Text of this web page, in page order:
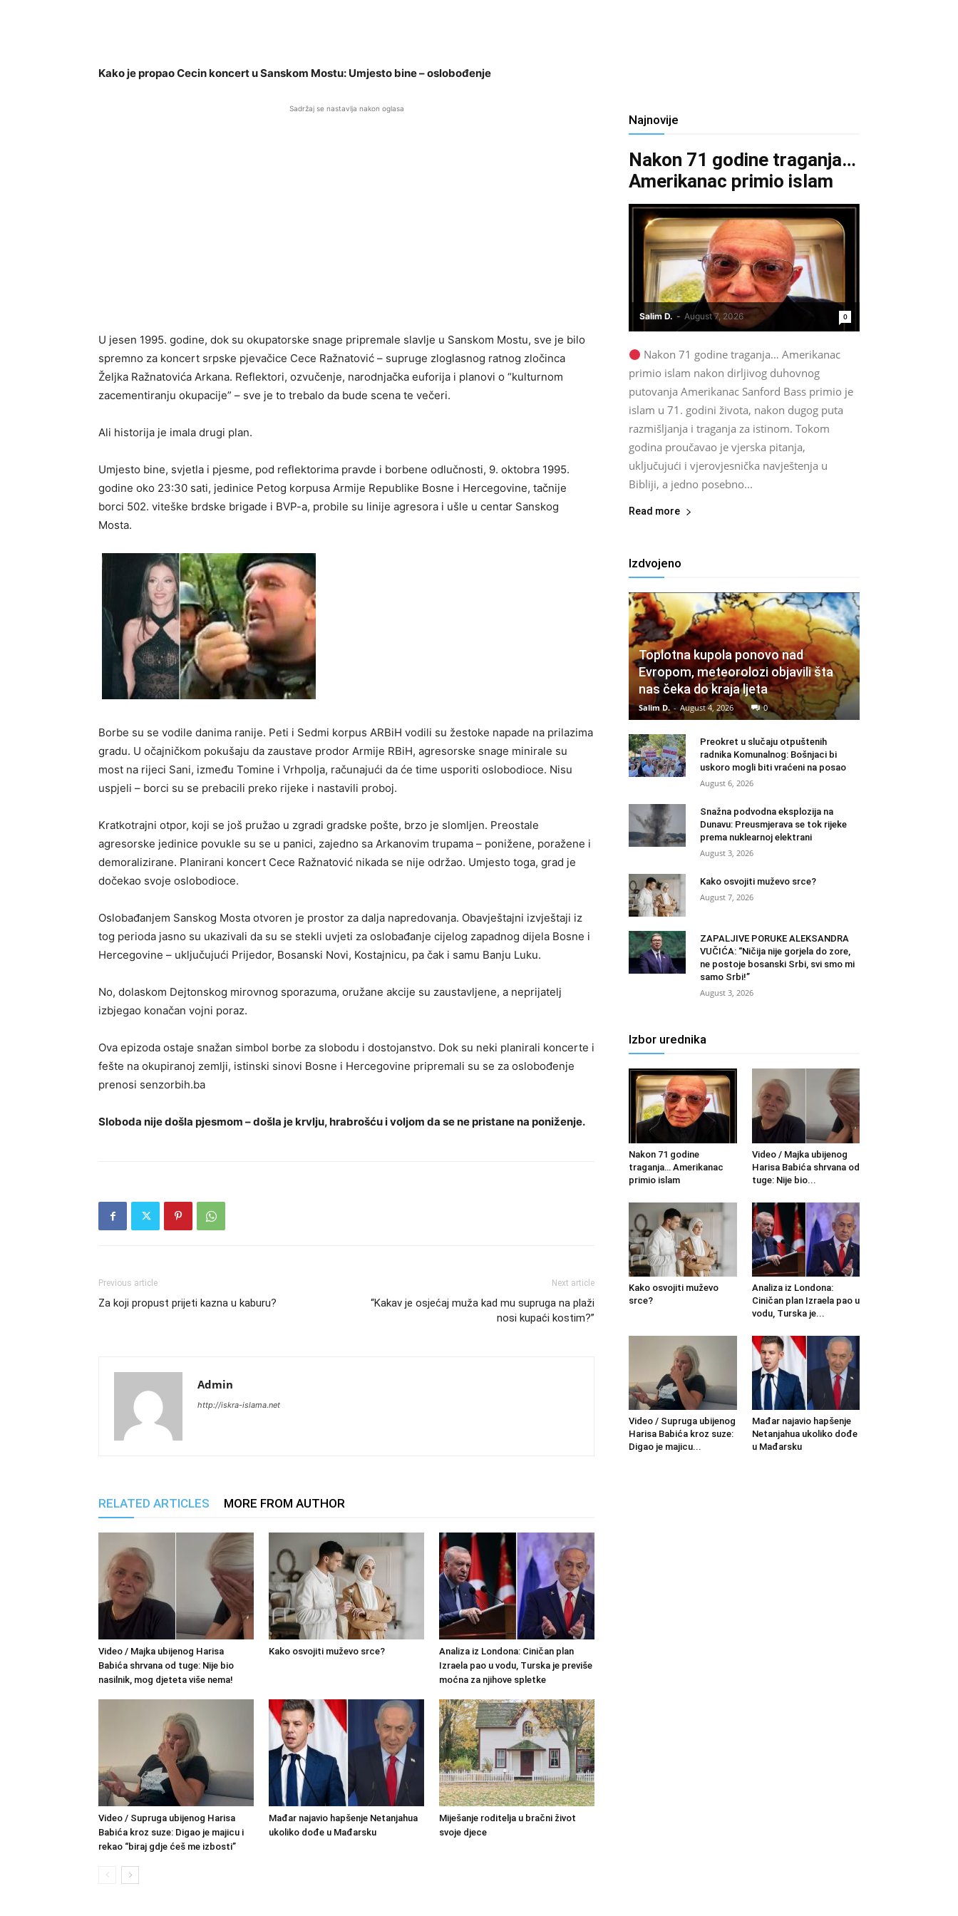
Kako je propao Cecin koncert u Sanskom Mostu: Umjesto bine – oslobođenje
Sadržaj se nastavlja nakon oglasa
U jesen 1995. godine, dok su okupatorske snage pripremale slavlje u Sanskom Mostu, sve je bilo
spremno za koncert srpske pjevačice Cece Ražnatović – supruge zloglasnog ratnog zločinca
Željka Ražnatovića Arkana. Reflektori, ozvučenje, narodnjačka euforija i planovi o “kulturnom
zacementiranju okupacije” – sve je to trebalo da bude scena te večeri.
Ali historija je imala drugi plan.
Umjesto bine, svjetla i pjesme, pod reflektorima pravde i borbene odlučnosti, 9. oktobra 1995.
godine oko 23:30 sati, jedinice Petog korpusa Armije Republike Bosne i Hercegovine, tačnije
borci 502. viteške brdske brigade i BVP-a, probile su linije agresora i ušle u centar Sanskog
Mosta.
Borbe su se vodile danima ranije. Peti i Sedmi korpus ARBiH vodili su žestoke napade na prilazima
gradu. U očajničkom pokušaju da zaustave prodor Armije RBiH, agresorske snage minirale su
most na rijeci Sani, između Tomine i Vrhpolja, računajući da će time usporiti oslobodioce. Nisu
uspjeli – borci su se prebacili preko rijeke i nastavili proboj.
Kratkotrajni otpor, koji se još pružao u zgradi gradske pošte, brzo je slomljen. Preostale
agresorske jedinice povukle su se u panici, zajedno sa Arkanovim trupama – ponižene, poražene i
demoralizirane. Planirani koncert Cece Ražnatović nikada se nije održao. Umjesto toga, grad je
dočekao svoje oslobodioce.
Oslobađanjem Sanskog Mosta otvoren je prostor za dalja napredovanja. Obavještajni izvještaji iz
tog perioda jasno su ukazivali da su se stekli uvjeti za oslobađanje cijelog zapadnog dijela Bosne i
Hercegovine – uključujući Prijedor, Bosanski Novi, Kostajnicu, pa čak i samu Banju Luku.
No, dolaskom Dejtonskog mirovnog sporazuma, oružane akcije su zaustavljene, a neprijatelj
izbjegao konačan vojni poraz.
Ova epizoda ostaje snažan simbol borbe za slobodu i dostojanstvo. Dok su neki planirali koncerte i
fešte na okupiranoj zemlji, istinski sinovi Bosne i Hercegovine pripremali su se za oslobođenje
prenosi senzorbih.ba
Sloboda nije došla pjesmom – došla je krvlju, hrabrošću i voljom da se ne pristane na poniženje.
Previous article
Za koji propust prijeti kazna u kaburu?
Next article
“Kakav je osjećaj muža kad mu supruga na plaži
nosi kupaći kostim?”
Admin
http://iskra-islama.net
RELATED ARTICLES MORE FROM AUTHOR
Video / Majka ubijenog Harisa
Babića shrvana od tuge: Nije bio
nasilnik, mog djeteta više nema!
Kako osvojiti muževo srce?
Analiza iz Londona: Ciničan plan
Izraela pao u vodu, Turska je previše
moćna za njihove spletke
Video / Supruga ubijenog Harisa
Babića kroz suze: Digao je majicu i
rekao “biraj gdje ćeš me izbosti”
Mađar najavio hapšenje Netanjahua
ukoliko dođe u Mađarsku
Miješanje roditelja u bračni život
svoje djece
Najnovije
Nakon 71 godine traganja…
Amerikanac primio islam
Salim D. - August 7, 2026 0
Nakon 71 godine traganja… Amerikanac
primio islam nakon dirljivog duhovnog
putovanja Amerikanac Sanford Bass primio je
islam u 71. godini života, nakon dugog puta
razmišljanja i traganja za istinom. Tokom
godina proučavao je vjerska pitanja,
uključujući i vjerovjesnička navještenja u
Bibliji, a jedno posebno...
Read more
Izdvojeno
Toplotna kupola ponovo nad
Evropom, meteorolozi objavili šta
nas čeka do kraja ljeta
Salim D. - August 4, 2026 0
Preokret u slučaju otpuštenih
radnika Komunalnog: Bošnjaci bi
uskoro mogli biti vraćeni na posao
August 6, 2026
Snažna podvodna eksplozija na
Dunavu: Preusmjerava se tok rijeke
prema nuklearnoj elektrani
August 3, 2026
Kako osvojiti muževo srce?
August 7, 2026
ZAPALJIVE PORUKE ALEKSANDRA
VUČIĆA: “Ničija nije gorjela do zore,
ne postoje bosanski Srbi, svi smo mi
samo Srbi!”
August 3, 2026
Izbor urednika
Nakon 71 godine
traganja… Amerikanac
primio islam
Video / Majka ubijenog
Harisa Babića shrvana od
tuge: Nije bio...
Kako osvojiti muževo
srce?
Analiza iz Londona:
Ciničan plan Izraela pao u
vodu, Turska je...
Video / Supruga ubijenog
Harisa Babića kroz suze:
Digao je majicu...
Mađar najavio hapšenje
Netanjahua ukoliko dođe
u Mađarsku